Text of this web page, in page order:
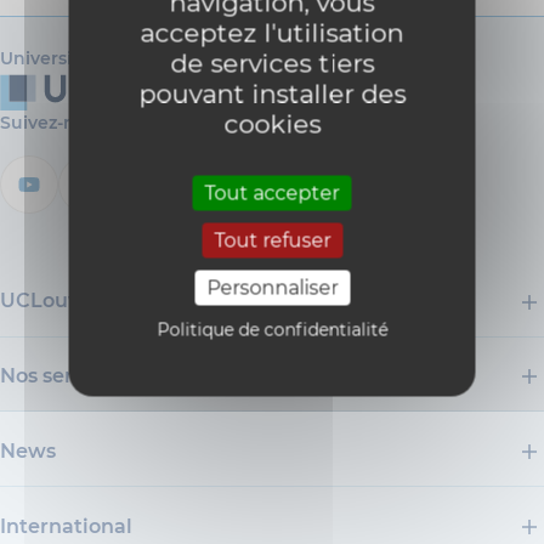
acceptez l'utilisation
de services tiers
pouvant installer des
cookies
Tout accepter
Tout refuser
Personnaliser
Politique de confidentialité
Université catholique de Louvain
Suivez-nous
UCLouvain
Nos services
News
International